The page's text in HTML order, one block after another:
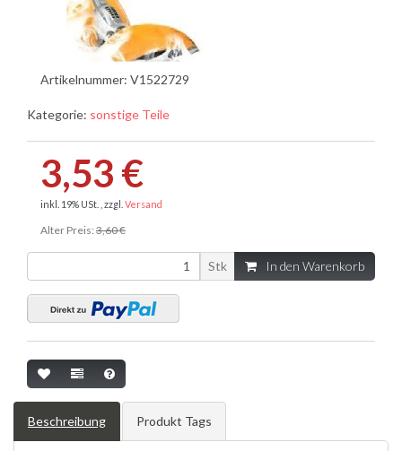
Artikelnummer: V1522729
Kategorie: sonstige Teile
3,53 €
inkl. 19% USt. , zzgl. Versand
Alter Preis: 3,60 €
Stk In den Warenkorb
Beschreibung Produkt Tags